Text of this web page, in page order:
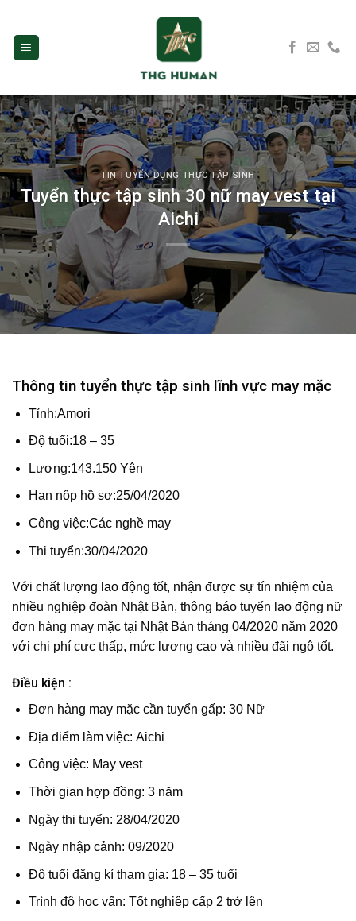
content
TIN TUYỂN DỤNG THỰC TẬP SINH
Tuyển thực tập sinh 30 nữ may vest tại
Aichi
Thông tin tuyển thực tập sinh lĩnh vực may mặc
Tỉnh:Amori
Độ tuổi:18 – 35
Lương:143.150 Yên
Hạn nộp hồ sơ:25/04/2020
Công việc:Các nghề may
Thi tuyển:30/04/2020
Với chất lượng lao động tốt, nhận được sự tín nhiệm của
nhiều nghiệp đoàn Nhật Bản, thông báo tuyển lao động nữ
đơn hàng may mặc tại Nhật Bản tháng 04/2020 năm 2020
với chi phí cực thấp, mức lương cao và nhiều đãi ngộ tốt.
Điều kiện :
Đơn hàng may mặc cần tuyển gấp: 30 Nữ
Địa điểm làm việc: Aichi
Công việc: May vest
Thời gian hợp đồng: 3 năm
Ngày thi tuyển: 28/04/2020
Ngày nhập cảnh: 09/2020
Độ tuổi đăng kí tham gia: 18 – 35 tuổi
Trình độ học vấn: Tốt nghiệp cấp 2 trở lên